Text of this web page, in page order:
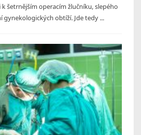
šetrnějším operacím žlučníku, slepého
gynekologických obtíží. Jde tedy ...